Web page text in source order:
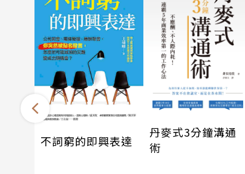
不詞窮的即興表達
丹麥式3分鐘溝通
術